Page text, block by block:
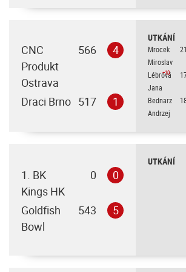
CNC
Produkt
Ostrava
566 4
Draci Brno 517 1
UTKÁNÍ
Mrocek
Miroslav
Lébrová
Jana
+10
Bednarz
Andrzej
1. BK
Kings HK
0 0
Goldfish
Bowl
543 5
UTKÁNÍ